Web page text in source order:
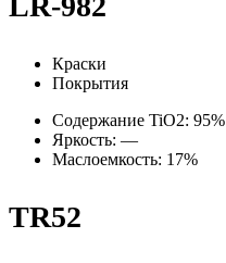
Краски
Покрытия
Содержание TiO2: 95%
Яркость: —
Маслоемкость: 17%
TR52